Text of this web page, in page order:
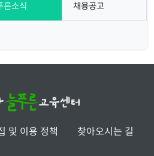
른소식 채용공고
및 이용 정책 찾아오시는 길